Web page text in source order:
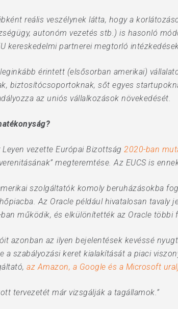
reális veszélynek látta, hogy a
autonóm vezetés stb.) is hasonló
kereskedelmi partnerei megtorló
érintett (elsősorban amerikai)
biztosítócsoportoknak, sőt egyes
az uniós vállalkozások növekedését.
vezette Európai Bizottság 2020-ban
megteremtése. Az EUCS is
szolgáltatók komoly beruházásokba
Az Oracle például hivatalosan tavaly
ban működik, és elkülönítették az Oracle többi
azonban az ilyen bejelentések kevéssé
a szabályozási keret kialakítását a piaci
az Amazon, a Google és a Microsoft
tervezetét már vizsgálják a tagállamok.”